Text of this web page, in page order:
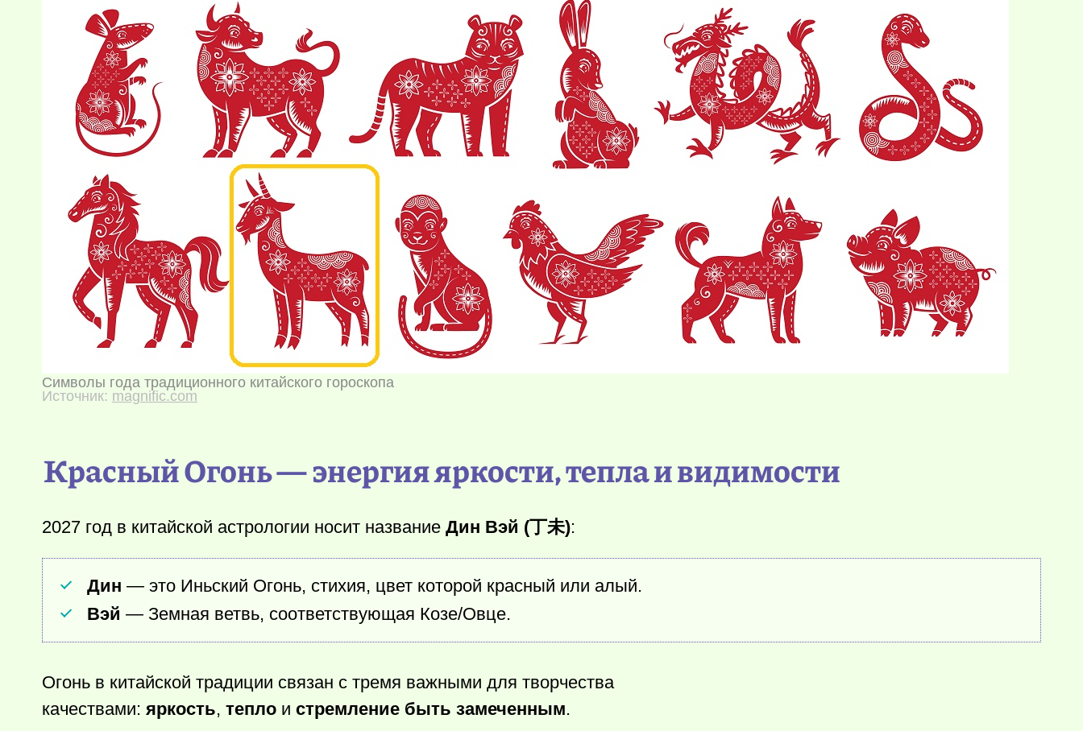
Символы года традиционного китайского гороскопа
Источник: magnific.com
Красный Огонь — энергия яркости, тепла и видимости
2027 год в китайской астрологии носит название Дин Вэй (丁未):
Дин — это Иньский Огонь, стихия, цвет которой красный или алый.
Вэй — Земная ветвь, соответствующая Козе/Овце.
Огонь в китайской традиции связан с тремя важными для творчества
качествами: яркость, тепло и стремление быть замеченным.